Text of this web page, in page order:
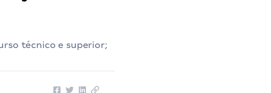
técnico e superior;